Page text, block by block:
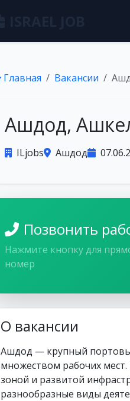
Главная Вакансии
Ашдод,
ILjobs Ашдод
Позвонить
Нажмите кнопку для
номер
О вакансии
Ашдод — крупный
множеством рабочих
зоной и развитой
разнообразные виды